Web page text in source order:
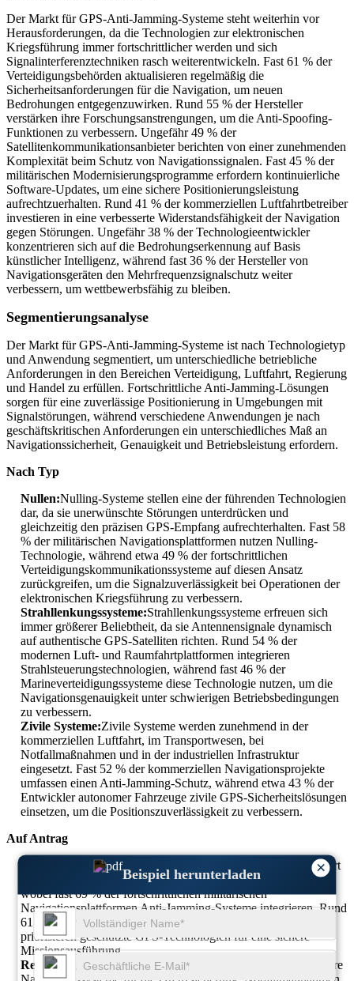
×
Beispiel herunterladen
Der Markt für GPS-Anti-Jamming-Systeme steht weiterhin vor
Herausforderungen, da die Technologien zur elektronischen
Kriegsführung immer fortschrittlicher werden und sich
Signalinterferenztechniken rasch weiterentwickeln. Fast 61 % der
Verteidigungsbehörden aktualisieren regelmäßig die
Sicherheitsanforderungen für die Navigation, um neuen
Bedrohungen entgegenzuwirken. Rund 55 % der Hersteller
verstärken ihre Forschungsanstrengungen, um die Anti-Spoofing-
Funktionen zu verbessern. Ungefähr 49 % der
Satellitenkommunikationsanbieter berichten von einer zunehmenden
Komplexität beim Schutz von Navigationssignalen. Fast 45 % der
militärischen Modernisierungsprogramme erfordern kontinuierliche
Software-Updates, um eine sichere Positionierungsleistung
aufrechtzuerhalten. Rund 41 % der kommerziellen Luftfahrtbetreiber
investieren in eine verbesserte Widerstandsfähigkeit der Navigation
gegen Störungen. Ungefähr 38 % der Technologieentwickler
konzentrieren sich auf die Bedrohungserkennung auf Basis
künstlicher Intelligenz, während fast 36 % der Hersteller von
Navigationsgeräten den Mehrfrequenzsignalschutz weiter
verbessern, um wettbewerbsfähig zu bleiben.
Segmentierungsanalyse
Der Markt für GPS-Anti-Jamming-Systeme ist nach Technologietyp
und Anwendung segmentiert, um unterschiedliche betriebliche
Anforderungen in den Bereichen Verteidigung, Luftfahrt, Regierung
und Handel zu erfüllen. Fortschrittliche Anti-Jamming-Lösungen
sorgen für eine zuverlässige Positionierung in Umgebungen mit
Signalstörungen, während verschiedene Anwendungen je nach
geschäftskritischen Anforderungen ein unterschiedliches Maß an
Navigationssicherheit, Genauigkeit und Betriebsleistung erfordern.
Nach Typ
Nullen:Nulling-Systeme stellen eine der führenden Technologien
dar, da sie unerwünschte Störungen unterdrücken und
gleichzeitig den präzisen GPS-Empfang aufrechterhalten. Fast 58
% der militärischen Navigationsplattformen nutzen Nulling-
Technologie, während etwa 49 % der fortschrittlichen
Verteidigungskommunikationssysteme auf diesen Ansatz
zurückgreifen, um die Signalzuverlässigkeit bei Operationen der
elektronischen Kriegsführung zu verbessern.
Strahllenkungssysteme:Strahllenkungssysteme erfreuen sich
immer größerer Beliebtheit, da sie Antennensignale dynamisch
auf authentische GPS-Satelliten richten. Rund 54 % der
modernen Luft- und Raumfahrtplattformen integrieren
Strahlsteuerungstechnologien, während fast 46 % der
Marineverteidigungssysteme diese Technologie nutzen, um die
Navigationsgenauigkeit unter schwierigen Betriebsbedingungen
zu verbessern.
Zivile Systeme:Zivile Systeme werden zunehmend in der
kommerziellen Luftfahrt, im Transportwesen, bei
Notfallmaßnahmen und in der industriellen Infrastruktur
eingesetzt. Fast 52 % der kommerziellen Navigationsprojekte
umfassen einen Anti-Jamming-Schutz, während etwa 43 % der
Entwickler autonomer Fahrzeuge zivile GPS-Sicherheitslösungen
einsetzen, um die Positionszuverlässigkeit zu verbessern.
Auf Antrag
Luft- und Raumfahrt und Verteidigung:
Luft- und Raumfahrt
und Verteidigung bleiben das größte Anwendungssegment,
wobei fast 69 % der fortschrittlichen militärischen
Navigationsplattformen Anti-Jamming-Systeme integrieren. Rund
61 % der Modernisierungsprogramme für Militärflugzeuge
priorisieren geschützte GPS-Technologien für eine sichere
Missionsausführung.
Regierung:
Regierungsorganisationen setzen zunehmend sichere